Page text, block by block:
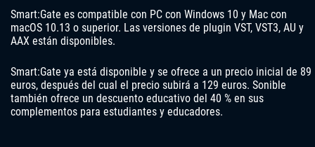
Smart:Gate es compatible con PC con Windows 10 y Mac con
macOS 10.13 o superior. Las versiones de plugin VST, VST3, AU y
AAX están disponibles.
Smart:Gate ya está disponible y se ofrece a un precio inicial de 89
euros, después del cual el precio subirá a 129 euros. Sonible
también ofrece un descuento educativo del 40 % en sus
complementos para estudiantes y educadores.